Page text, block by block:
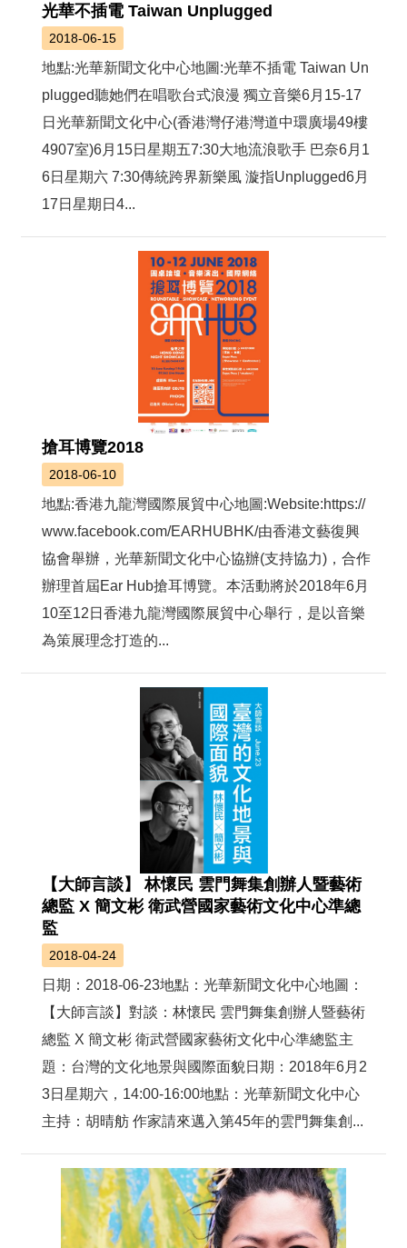
光華不插電 Taiwan Unplugged
2018-06-15
地點:光華新聞文化中心地圖:光華不插電 Taiwan Un
plugged聽她們在唱歌台式浪漫 獨立音樂6月15-17
日光華新聞文化中心(香港灣仔港灣道中環廣場49樓
4907室)6月15日星期五7:30大地流浪歌手 巴奈6月1
6日星期六 7:30傳統跨界新樂風 漩指Unplugged6月
17日星期日4...
搶耳博覽2018
2018-06-10
地點:香港九龍灣國際展貿中心地圖:Website:https://
www.facebook.com/EARHUBHK/由香港文藝復興
協會舉辦，光華新聞文化中心協辦(支持協力)，合作
辦理首屆Ear Hub搶耳博覽。本活動將於2018年6月
10至12日香港九龍灣國際展貿中心舉行，是以音樂
為策展理念打造的...
【大師言談】 林懷民 雲門舞集創辦人暨藝術
總監 X 簡文彬 衛武營國家藝術文化中心準總
監
2018-04-24
日期：2018-06-23地點：光華新聞文化中心地圖：
【大師言談】對談：林懷民 雲門舞集創辦人暨藝術
總監 X 簡文彬 衛武營國家藝術文化中心準總監主
題：台灣的文化地景與國際面貌日期：2018年6月2
3日星期六，14:00-16:00地點：光華新聞文化中心
主持：胡晴舫 作家請來邁入第45年的雲門舞集創...